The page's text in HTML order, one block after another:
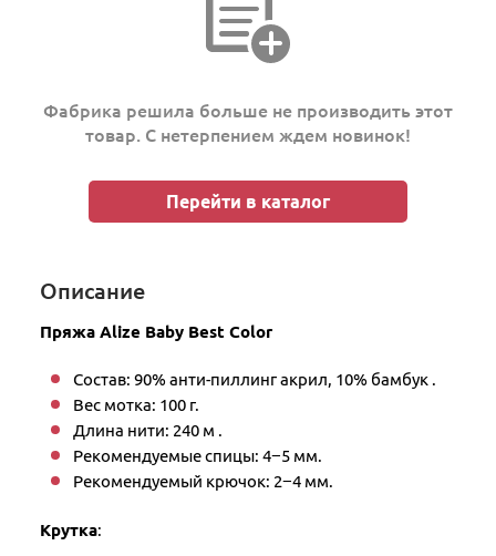
Фабрика решила больше не производить этот
товар. С нетерпением ждем новинок!
Перейти в каталог
Описание
Пряжа Alize Baby Best Color
Состав: 90% анти-пиллинг акрил, 10% бамбук .
Вес мотка: 100 г.
Длина нити: 240 м .
Рекомендуемые спицы: 4−5 мм.
Рекомендуемый крючок: 2−4 мм.
Крутка: